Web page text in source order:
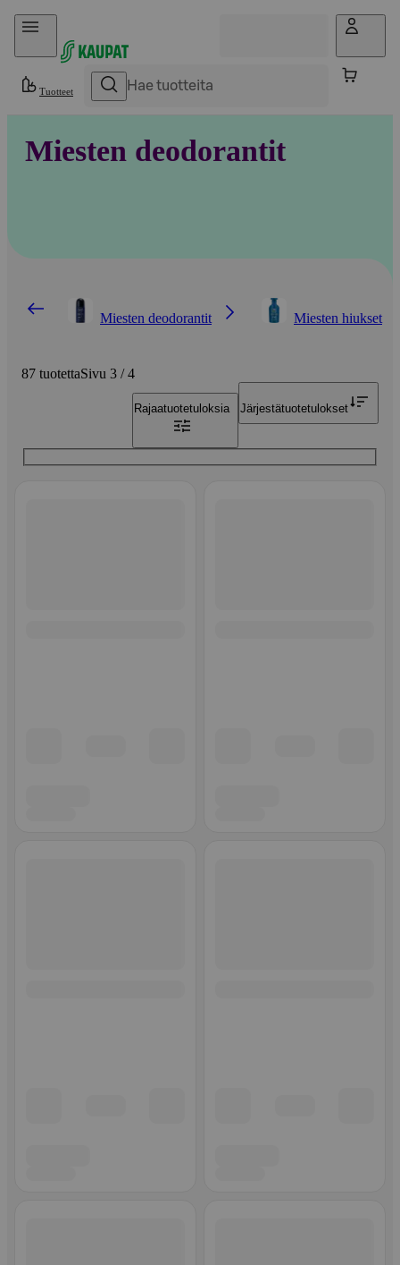
Hyppää sisältöön
Tuotteet
Miesten deodorantit
Miesten deodorantit Miesten hiukset
87 tuotettaSivu 3 / 4
Rajaatuotetuloksia Järjestätuotetulokset